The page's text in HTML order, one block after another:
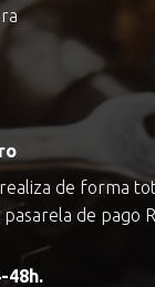
de forma
de pago
48h.